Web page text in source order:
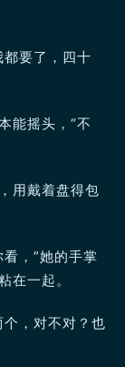
要了，四十
能摇头，“不
用戴着盘得包
，”她的手掌
在一起。
，对不对？也